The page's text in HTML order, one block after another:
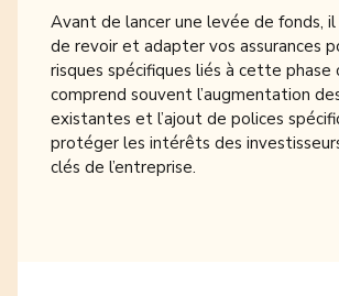
Avant de lancer une levée de fonds,
de revoir et adapter vos assurances
risques spécifiques liés à cette phase
comprend souvent l’augmentation
existantes et l’ajout de polices
protéger les intérêts des
clés de l’entreprise.